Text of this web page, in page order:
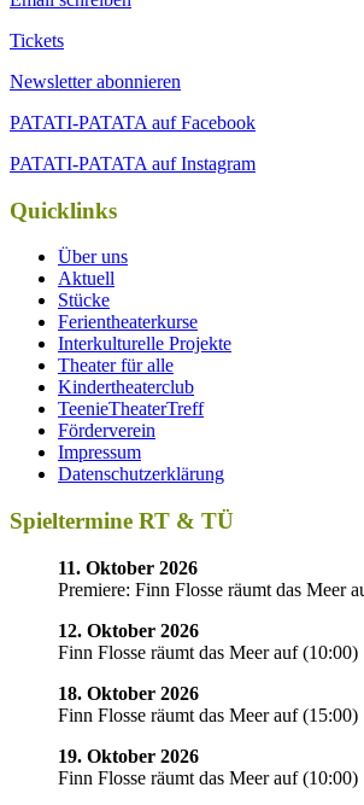
Tickets
Newsletter abonnieren
PATATI-PATATA auf Facebook
PATATI-PATATA auf Instagram
Quicklinks
Über uns
Aktuell
Stücke
Ferientheaterkurse
Interkulturelle Projekte
Theater für alle
Kindertheaterclub
TeenieTheaterTreff
Förderverein
Impressum
Datenschutzerklärung
Spieltermine RT & TÜ
11. Oktober 2026
Premiere: Finn Flosse räumt das Meer
12. Oktober 2026
Finn Flosse räumt das Meer auf(10:00)
18. Oktober 2026
Finn Flosse räumt das Meer auf(15:00)
19. Oktober 2026
Finn Flosse räumt das Meer auf(10:00)